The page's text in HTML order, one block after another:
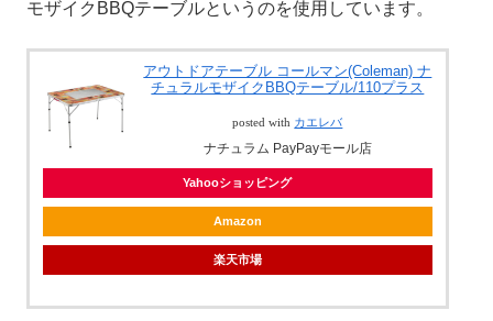
モザイクBBQテーブルというのを使用しています。
アウトドアテーブル コールマン(Coleman) ナ
チュラルモザイクBBQテーブル/110プラス
posted with カエレバ
ナチュラム PayPayモール店
Yahooショッピング
Amazon
楽天市場